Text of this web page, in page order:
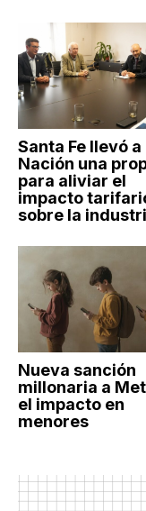
Santa Fe llevó a
Nación una
para aliviar el
impacto
sobre la
Nueva sanción
millonaria a
el impacto en
menores